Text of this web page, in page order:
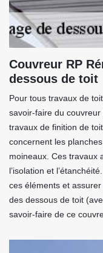
Couvreur RP
dessous de toit
Pour tous travaux de
savoir-faire du
travaux de finition de
concernent les
moineaux. Ces travaux
l’isolation et
ces éléments et
des dessous de toit
savoir-faire de ce